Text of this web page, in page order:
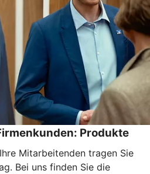
Produkte
Mitarbeitenden tragen Sie
Bei uns finden Sie die